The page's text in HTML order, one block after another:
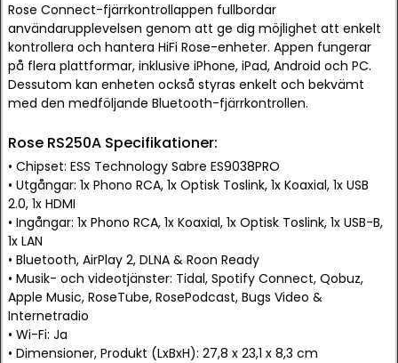
Rose Connect-fjärrkontrollappen fullbordar
användarupplevelsen genom att ge dig möjlighet att enkelt
kontrollera och hantera HiFi Rose-enheter. Appen fungerar
på flera plattformar, inklusive iPhone, iPad, Android och PC.
Dessutom kan enheten också styras enkelt och bekvämt
med den medföljande Bluetooth-fjärrkontrollen.
Rose RS250A Specifikationer:
• Chipset: ESS Technology Sabre ES9038PRO
• Utgångar: 1x Phono RCA, 1x Optisk Toslink, 1x Koaxial, 1x USB
2.0, 1x HDMI
• Ingångar: 1x Phono RCA, 1x Koaxial, 1x Optisk Toslink, 1x USB-B,
1x LAN
• Bluetooth, AirPlay 2, DLNA & Roon Ready
• Musik- och videotjänster: Tidal, Spotify Connect, Qobuz,
Apple Music, RoseTube, RosePodcast, Bugs Video &
Internetradio
• Wi-Fi: Ja
• Dimensioner, Produkt (LxBxH): 27,8 x 23,1 x 8,3 cm